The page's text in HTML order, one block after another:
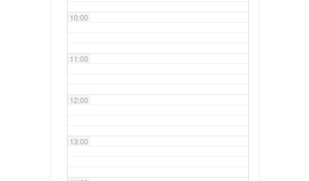
10:00
11:00
12:00
13:00